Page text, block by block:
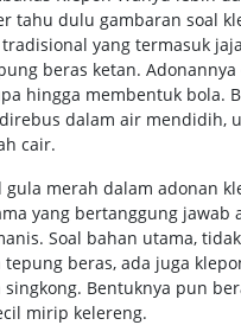
tahu dulu gambaran soal
yang termasuk
beras ketan.
hingga membentuk bola.
dalam air mendidih,
cair.
gula merah dalam adonan
yang bertanggung jawab
Soal bahan utama,
tepung beras, ada juga
Bentuknya pun
mirip kelereng.